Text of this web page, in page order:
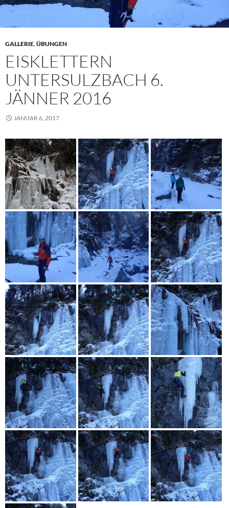
GALLERIE,ÜBUNGEN
EISKLETTERN
UNTERSULZBACH 6.
JÄNNER 2016
JANUAR 6, 2017